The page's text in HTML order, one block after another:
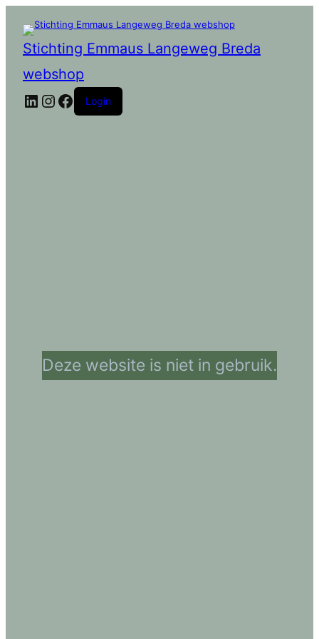
Stichting Emmaus Langeweg Breda
webshop
LinkedIn
Instagram
Facebook
Login
Deze website is niet in gebruik.